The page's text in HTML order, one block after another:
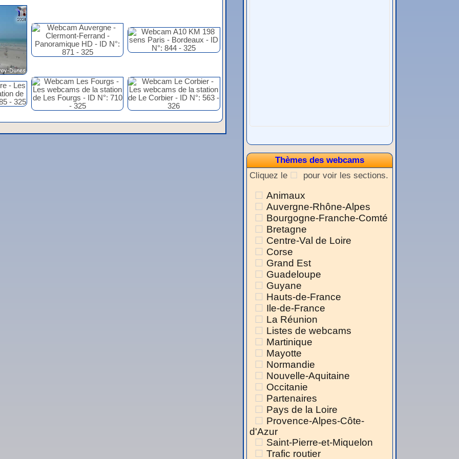
Thèmes des webcams
Cliquez le
pour voir les sections.
Animaux
Auvergne-Rhône-Alpes
Bourgogne-Franche-Comté
Bretagne
Centre-Val de Loire
Corse
Grand Est
Guadeloupe
Guyane
Hauts-de-France
Ile-de-France
La Réunion
Listes de webcams
Martinique
Mayotte
Normandie
Nouvelle-Aquitaine
Occitanie
Partenaires
Pays de la Loire
Provence-Alpes-Côte-
d'Azur
Saint-Pierre-et-Miquelon
Trafic routier